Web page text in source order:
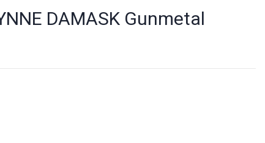
DAMASK Gunmetal